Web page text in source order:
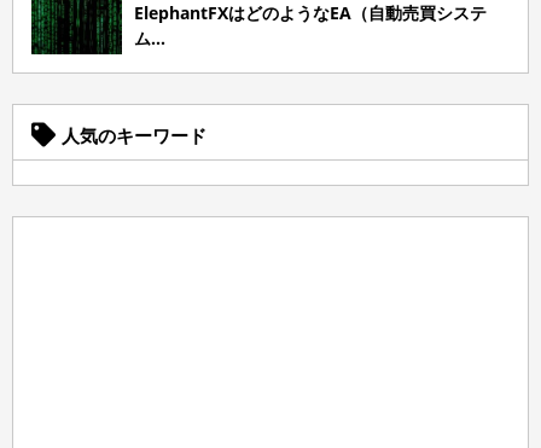
ElephantFXはどのようなEA（自動売買システ
ム...
人気のキーワード